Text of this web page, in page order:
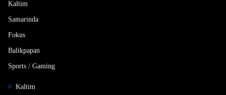
Kaltim
Samarinda
Fokus
Balikpapan
Sports / Gaming
Kaltim